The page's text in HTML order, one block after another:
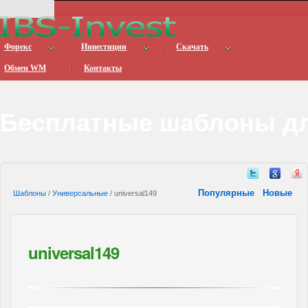
Форекс Инвестиции Скачать
Обмен WM Контакты
Шаблоны / Универсальные / universal149 Популярные Новые
universal149